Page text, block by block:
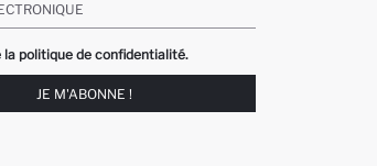
la politique de confidentialité.
JE M'ABONNE !